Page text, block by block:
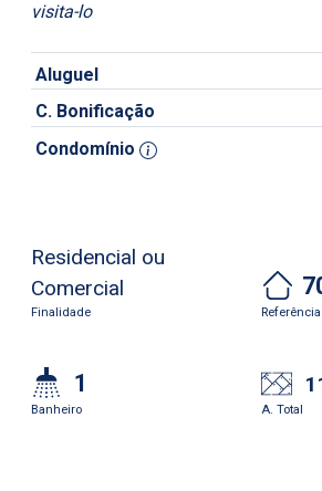
visita-lo
Aluguel
C. Bonificação
Condomínio
Residencial ou
Comercial
Finalidade Referência
1
Banheiro A. Total